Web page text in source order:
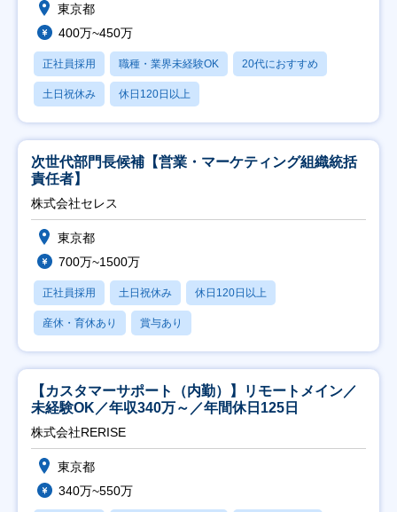
東京都
400万~450万
正社員採用 職種・業界未経験OK 20代におすすめ
土日祝休み 休日120日以上
次世代部門長候補【営業・マーケティング組織統括
責任者】
株式会社セレス
東京都
700万~1500万
正社員採用 土日祝休み 休日120日以上
産休・育休あり 賞与あり
【カスタマーサポート（内勤）】リモートメイン／
未経験OK／年収340万～／年間休日125日
株式会社RERISE
東京都
340万~550万